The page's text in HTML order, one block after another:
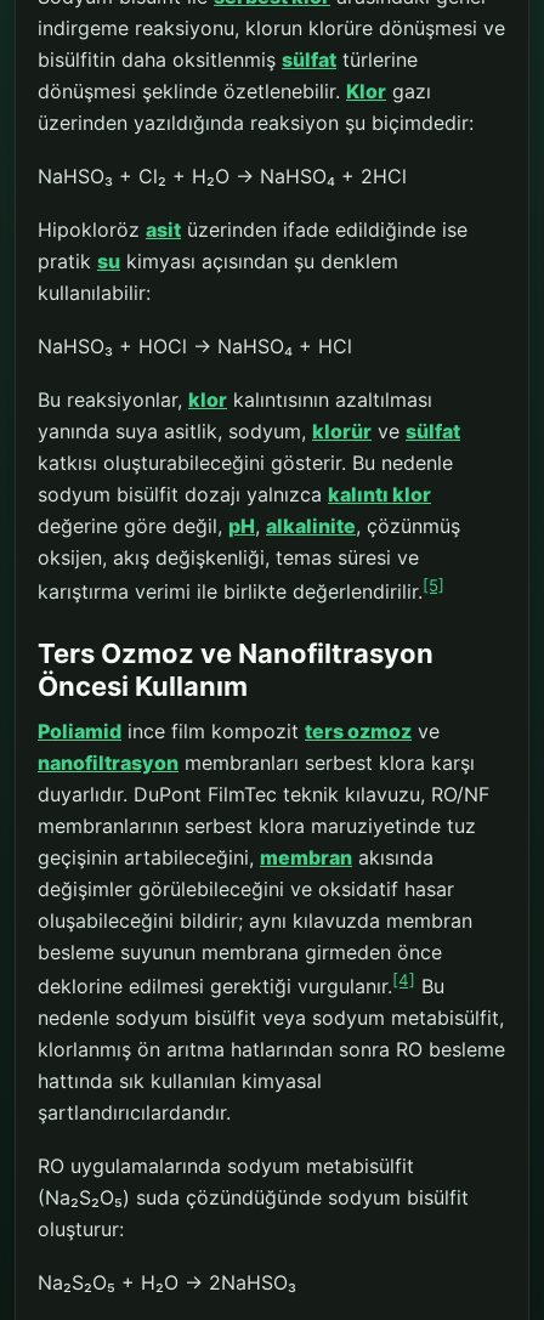
indirgeme reaksiyonu, klorun klorüre dönüşmesi ve
bisülfitin daha oksitlenmiş sülfat türlerine
dönüşmesi şeklinde özetlenebilir. Klor gazı
üzerinden yazıldığında reaksiyon şu biçimdedir:
NaHSO₃ + Cl₂ + H₂O → NaHSO₄ + 2HCl
Hipokloröz asit üzerinden ifade edildiğinde ise
pratik su kimyası açısından şu denklem
kullanılabilir:
NaHSO₃ + HOCl → NaHSO₄ + HCl
Bu reaksiyonlar, klor kalıntısının azaltılması
yanında suya asitlik, sodyum, klorür ve sülfat
katkısı oluşturabileceğini gösterir. Bu nedenle
sodyum bisülfit dozajı yalnızca kalıntı klor
değerine göre değil, pH, alkalinite, çözünmüş
oksijen, akış değişkenliği, temas süresi ve
karıştırma verimi ile birlikte değerlendirilir.[5]
Ters Ozmoz ve Nanofiltrasyon
Öncesi Kullanım
Poliamid ince film kompozit ters ozmoz ve
nanofiltrasyon membranları serbest klora karşı
duyarlıdır. DuPont FilmTec teknik kılavuzu, RO/NF
membranlarının serbest klora maruziyetinde tuz
geçişinin artabileceğini, membran akısında
değişimler görülebileceğini ve oksidatif hasar
oluşabileceğini bildirir; aynı kılavuzda membran
besleme suyunun membrana girmeden önce
deklorine edilmesi gerektiği vurgulanır.[4] Bu
nedenle sodyum bisülfit veya sodyum metabisülfit,
klorlanmış ön arıtma hatlarından sonra RO besleme
hattında sık kullanılan kimyasal
şartlandırıcılardandır.
RO uygulamalarında sodyum metabisülfit
(Na₂S₂O₅) suda çözündüğünde sodyum bisülfit
oluşturur:
Na₂S₂O₅ + H₂O → 2NaHSO₃